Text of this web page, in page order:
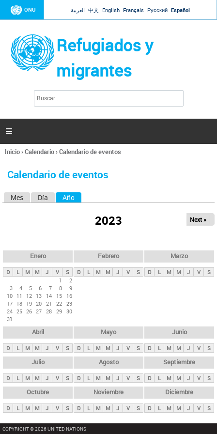
Jump to navigation
ONU العربية 中文 English Français Русский Español
Refugiados y
migrantes
l
d
s

Se
usted
Inicio›Calendario›Calendario de eventos
Calendario de eventos
s
p
n
c
i
p
l
e
s
Mes Día Año
2023 Next »
Enero
D L M M J V
S
1
2
3
4 5 6 7 8
9
10 11 12 13 14 15
16
17 18 19 20 21 22 23
24 25 26 27 28 29 30
31
Febrero
D L M M J V S
Marzo
D L M M J V S
Abril
D L M M J V S
Mayo
D L M M J V S
Junio
D L M M J V S
Julio
D L M M J V S
Agosto
D L M M J V S
Septiembre
D L M M J V S
Octubre
D L M M J V S
Noviembre
D L M M J V S
Diciembre
D L M M J V S
COPYRIGHT © 2026 UNITED NATIONS